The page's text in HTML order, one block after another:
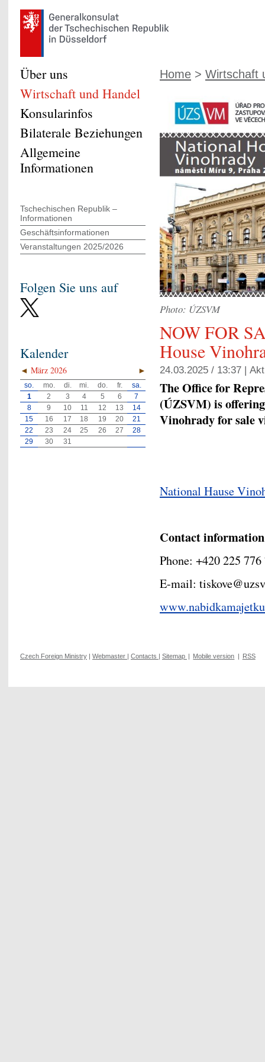
Home > Wirtschaft
Photo: ÚZSVM
NOW FOR
House
24.03.2025 / 13:37 |
The Office for
(ÚZSVM) is
Vinohrady for sale
​National Hause
Contact
Phone: +420 225 776
E-mail:
Über uns
Wirtschaft und Handel
Konsularinfos
Bilaterale Beziehungen
Allgemeine
Informationen
Tschechischen Republik –
Informationen
Geschäftsinformationen
Veranstaltungen 2025/2026
Folgen Sie uns auf
Kalender
◄ ►
März 2026
so. mo. di. mi. do. fr.
sa.
1
2 3 4 5 6
7
8
9 10 11 12 13
14
15
16 17 18 19 20
21
22
23 24 25 26 27
28
29
30 31
Czech Foreign Ministry | Webmaster | Contacts | Sitemap | Mobile version | RSS